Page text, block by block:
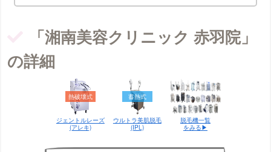
「湘南美容クリニック 赤羽院」
の詳細
熱破壊式
ジェントルレーズ
(アレキ)
蓄熱式
ウルトラ美肌脱毛
(IPL)
脱毛機一覧
をみる▶︎